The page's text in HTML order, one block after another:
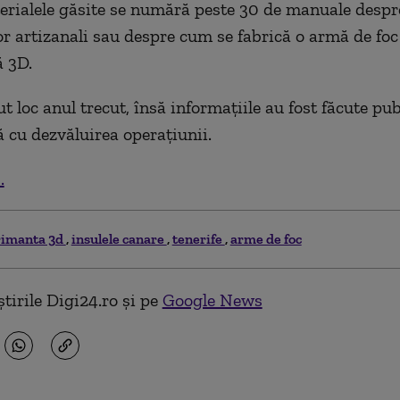
găsite se numără peste 30 de manuale
artizanali sau despre cum se fabrică o armă de
loc anul trecut, însă informațiile au fost făcute
cu dezvăluirea operațiunii.
3d insulele canare tenerife arme de foc
Digi24.ro și pe Google News